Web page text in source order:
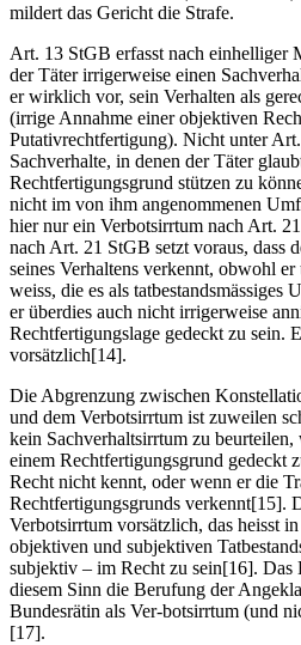
mildert das Gericht die Strafe.
Art. 13 StGB erfasst nach einhelliger
der Täter irrigerweise einen
er wirklich vor, sein Verhalten als
(irrige Annahme einer objektiven
Putativrechtfertigung). Nicht unter
Sachverhalte, in denen der Täter
Rechtfertigungsgrund stützen zu
nicht im von ihm angenommenen
hier nur ein Verbotsirrtum nach Art.
nach Art. 21 StGB setzt voraus, dass
seines Verhaltens verkennt, obwohl
weiss, die es als tatbestandsmässiges
er überdies auch nicht irrigerweise
Rechtfertigungslage gedeckt zu sein.
vorsätzlich[14].
Die Abgrenzung zwischen
und dem Verbotsirrtum ist zuweilen
kein Sachverhaltsirrtum zu
einem Rechtfertigungsgrund gedeckt
Recht nicht kennt, oder wenn er die
Rechtfertigungsgrunds verkennt[15].
Verbotsirrtum vorsätzlich, das heisst
objektiven und subjektiven
subjektiv – im Recht zu sein[16].
diesem Sinn die Berufung der
Bundesrätin als Ver-botsirrtum (und
[17].